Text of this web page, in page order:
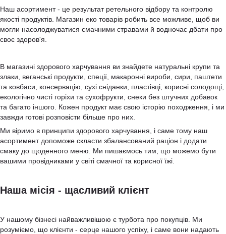
Наш асортимент - це результат ретельного відбору та контролю
якості продуктів. Магазин еко товарів робить все можливе, щоб ви
могли насолоджуватися смачними стравами й водночас дбати про
своє здоров'я.
В магазині здорового харчування ви знайдете натуральні крупи та
злаки, веганські продукти, спеції, макаронні вироби, сири, паштети
та ковбаси, консервацію, сухі сніданки, пластівці, корисні солодощі,
екологічно чисті горіхи та сухофрукти, снеки без штучних добавок
та багато іншого. Кожен продукт має свою історію походження, і ми
завжди готові розповісти більше про них.
Ми віримо в принципи здорового харчування, і саме тому наш
асортимент допоможе скласти збалансований раціон і додати
смаку до щоденного меню. Ми пишаємось тим, що можемо бути
вашими провідниками у світі смачної та корисної їжі.
Наша місія - щасливий клієнт
У нашому бізнесі найважливішою є турбота про покупців. Ми
розуміємо, що клієнти - серце нашого успіху, і саме вони надають